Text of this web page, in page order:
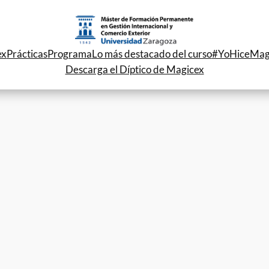
PrácticasProgramaLo más destacado del curso
Descarga el Díptico de Magicex